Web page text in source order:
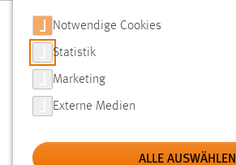
SUCHE
FILTER
Typ
Notwendige Cookies
Statistik
Marketing
Externe Medien
ALLE AUSWÄHLEN